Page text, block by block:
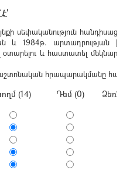
սեփականություն
և 1984թ.
օտարելու և հաստատել
պաշտոնական հրապարակմանը
(14) Դեմ (0)